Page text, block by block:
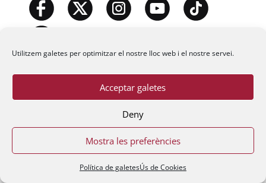
Utilitzem galetes per optimitzar el nostre lloc web i el nostre servei.
Acceptar galetes
Deny
Mostra les preferències
Política de galetesÚs de Cookies